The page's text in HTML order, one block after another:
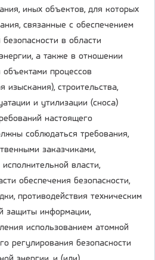
иных объектов, для которых
связанные с обеспечением
в области
а также в отношении
процессов
изыскания), строительства,
и утилизации (сноса)
настоящего
соблюдаться требования,
заказчиками,
власти,
обеспечения безопасности,
противодействия техническим
защиты информации,
использованием атомной
регулирования безопасности